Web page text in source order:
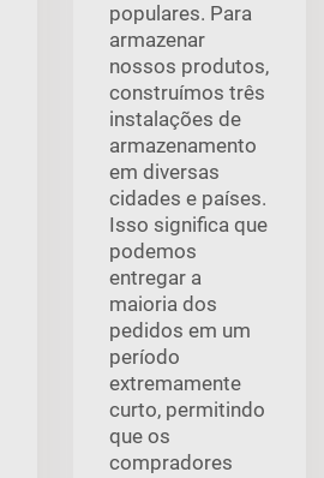
populares. Para
armazenar
nossos produtos,
construímos três
instalações de
armazenamento
em diversas
cidades e países.
Isso significa que
podemos
entregar a
maioria dos
pedidos em um
período
extremamente
curto, permitindo
que os
compradores